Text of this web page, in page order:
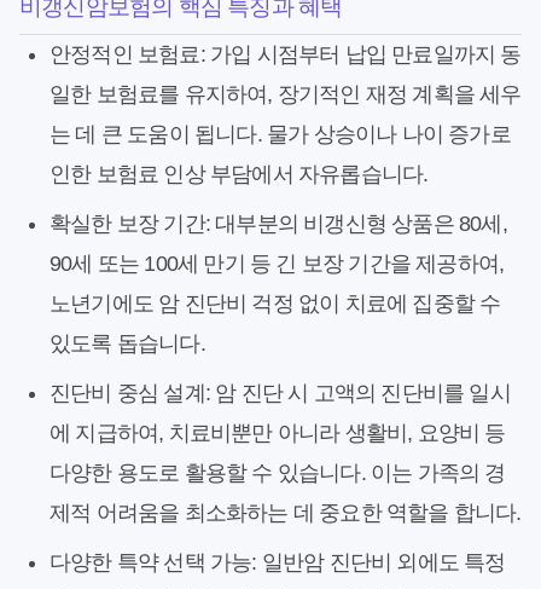
비갱신암보험의 핵심 특징과 혜택
안정적인 보험료:가입 시점부터 납입 만료일까지 동
일한 보험료를 유지하여, 장기적인 재정 계획을 세우
는 데 큰 도움이 됩니다. 물가 상승이나 나이 증가로
인한 보험료 인상 부담에서 자유롭습니다.
확실한 보장 기간: 대부분의 비갱신형 상품은 80세,
90세 또는 100세 만기 등 긴 보장 기간을 제공하여,
노년기에도 암 진단비 걱정 없이 치료에 집중할 수
있도록 돕습니다.
진단비 중심 설계: 암 진단 시 고액의 진단비를 일시
에 지급하여, 치료비뿐만 아니라 생활비, 요양비 등
다양한 용도로 활용할 수 있습니다. 이는 가족의 경
제적 어려움을 최소화하는 데 중요한 역할을 합니다.
다양한 특약 선택 가능: 일반암 진단비 외에도 특정